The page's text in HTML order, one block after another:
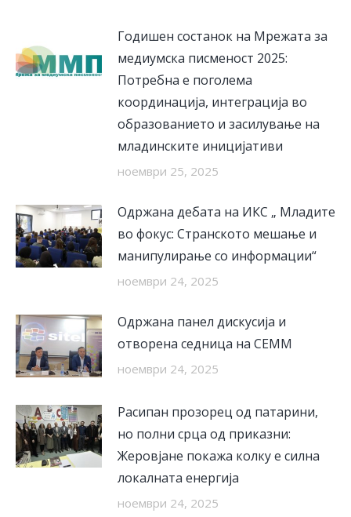
Годишен состанок на Мрежата за
медиумска писменост 2025:
Потребна е поголема
координација, интеграција во
образованието и засилување на
младинските иницијативи
ноември 25, 2025
Одржана дебата на ИКС „ Младите
во фокус: Странското мешање и
манипулирање со информации“
ноември 24, 2025
Одржана панел дискусија и
отворена седница на СЕММ
ноември 24, 2025
Расипан прозорец од патарини,
но полни срца од приказни:
Жеровјане покажа колку е силна
локалната енергија
ноември 24, 2025